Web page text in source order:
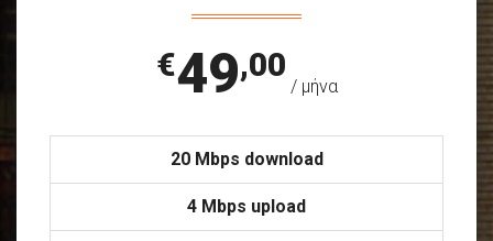
€49,00
/ μήνα
20 Mbps download
4 Mbps upload